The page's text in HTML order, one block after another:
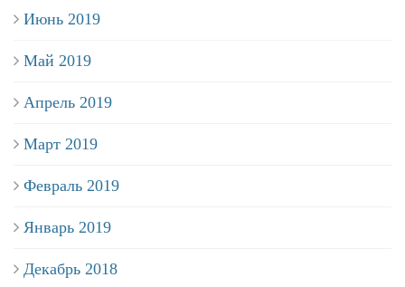
Июнь 2019
Май 2019
Апрель 2019
Март 2019
Февраль 2019
Январь 2019
Декабрь 2018